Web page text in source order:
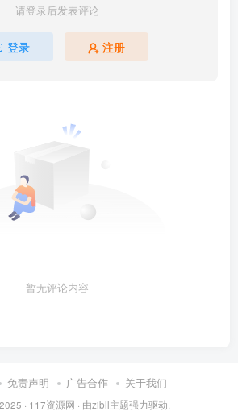
请登录后发表评论
登录 注册
暂无评论内容
免责声明 广告合作 关于我们
· 117资源网 · 由zibll主题强力驱动.